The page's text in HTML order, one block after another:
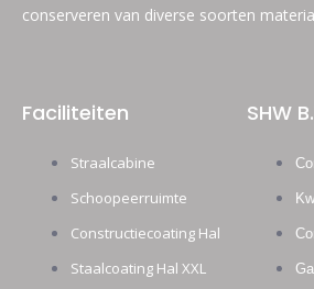
conserveren van diverse soorten
Faciliteiten
Straalcabine
Schoopeerruimte
Constructiecoating Hal
Staalcoating Hal XXL
SHW